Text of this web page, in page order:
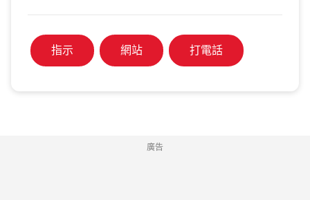
指示 網站 打電話
廣告